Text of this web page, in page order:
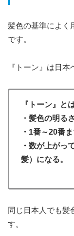
髪色の基準によく
です。
『トーン』は日
『トーン』と
・髪色の明る
・1番～20番ま
・数が上がっ
髪）になる。
同じ日本人でも髪
す。